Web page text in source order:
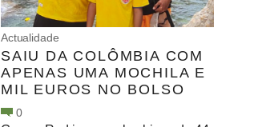
Actualidade
SAIU DA COLÔMBIA COM
APENAS UMA MOCHILA E
MIL EUROS NO BOLSO
0